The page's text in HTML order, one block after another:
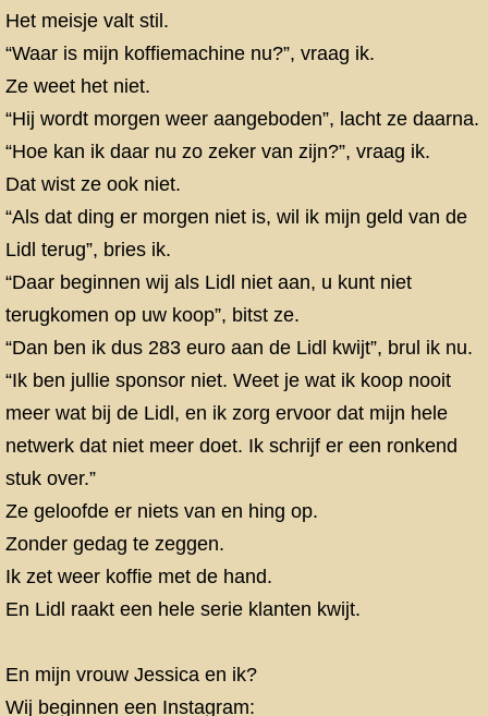
Het meisje valt stil.
“Waar is mijn koffiemachine nu?”, vraag ik.
Ze weet het niet.
“Hij wordt morgen weer aangeboden”, lacht ze daarna.
“Hoe kan ik daar nu zo zeker van zijn?”, vraag ik.
Dat wist ze ook niet.
“Als dat ding er morgen niet is, wil ik mijn geld van de
Lidl terug”, bries ik.
“Daar beginnen wij als Lidl niet aan, u kunt niet
terugkomen op uw koop”, bitst ze.
“Dan ben ik dus 283 euro aan de Lidl kwijt”, brul ik nu.
“Ik ben jullie sponsor niet. Weet je wat ik koop nooit
meer wat bij de Lidl, en ik zorg ervoor dat mijn hele
netwerk dat niet meer doet. Ik schrijf er een ronkend
stuk over.”
Ze geloofde er niets van en hing op.
Zonder gedag te zeggen.
Ik zet weer koffie met de hand.
En Lidl raakt een hele serie klanten kwijt.
En mijn vrouw Jessica en ik?
Wij beginnen een Instagram: